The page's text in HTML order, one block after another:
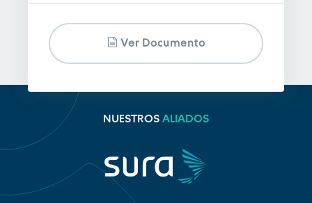
Ver Documento
NUESTROS ALIADOS